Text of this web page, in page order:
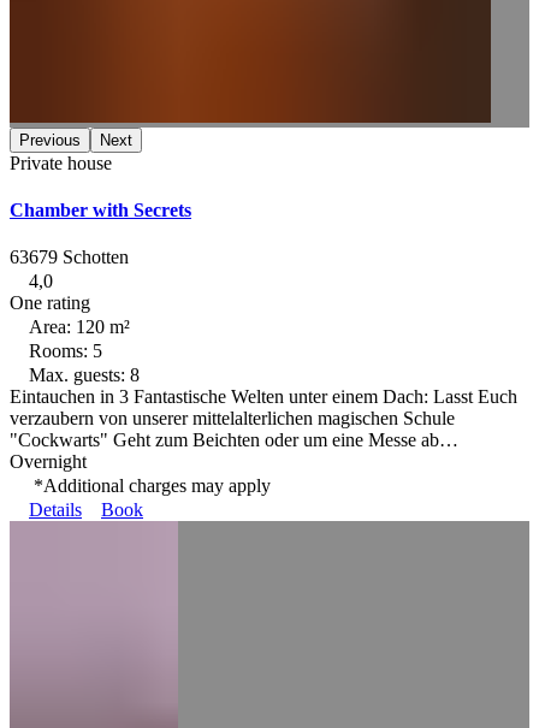
Previous Next
Private house
Chamber with Secrets
63679 Schotten
4,0
One rating
Area: 120 m²
Rooms: 5
Max. guests: 8
Eintauchen in 3 Fantastische Welten unter einem Dach: Lasst Euch
verzaubern von unserer mittelalterlichen magischen Schule
"Cockwarts" Geht zum Beichten oder um eine Messe ab…
Overnight
*Additional charges may apply
Details
Book